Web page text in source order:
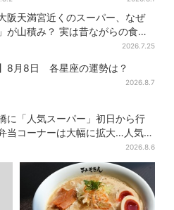
インに
阪天満宮近くのスーパー、なぜ
が山積み？ 実は昔ながらの食文
2026.7.25
】8月8日 各星座の運勢は？
2026.8.7
に「人気スーパー」初日から行
当コーナーは大幅に拡大…人気商
2026.8.6